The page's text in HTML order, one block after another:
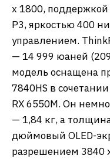
x 1800,
P3, яркостью 400
управлением.
— 14 999 юаней
модель оснащена
7840HS в
RX 6550M. Он
— 1,84 кг, а
дюймовый OLED-
разрешением 3840